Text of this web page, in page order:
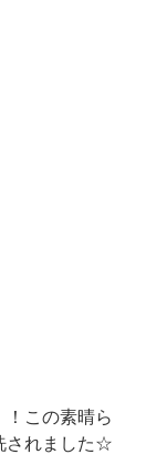
この素晴ら
されました☆